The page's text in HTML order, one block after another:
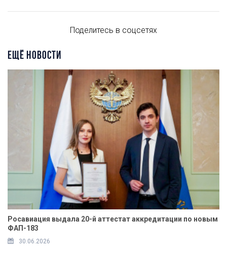
Поделитесь в соцсетях
ЕЩЁ НОВОСТИ
Росавиация выдала 20-й аттестат аккредитации по новым
ФАП-183
30.06.2026